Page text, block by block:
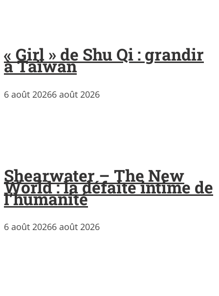
« Girl » de Shu Qi : grandir
à Taïwan
6 août 20266 août 2026
Shearwater – The New
World : la défaite intime de
l’humanité
6 août 20266 août 2026